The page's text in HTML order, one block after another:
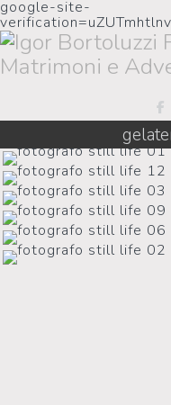
google-site-